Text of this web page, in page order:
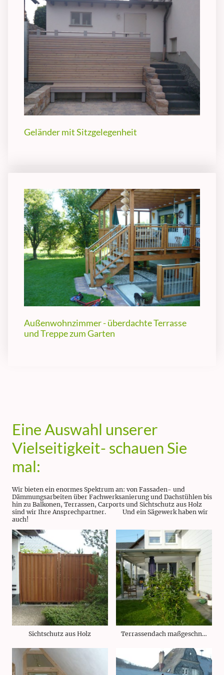
Geländer mit Sitzgelegenheit
Außenwohnzimmer - überdachte Terrasse
und Treppe zum Garten
Eine Auswahl unserer
Vielseitigkeit- schauen Sie
mal:
Wir bieten ein enormes Spektrum an: von Fassaden- und
Dämmungsarbeiten über Fachwerksanierung und Dachstühlen bis
hin zu Balkonen, Terrassen, Carports und Sichtschutz aus Holz
sind wir Ihre Ansprechpartner. Und ein Sägewerk haben wir
auch!
Sichtschutz aus Holz Terrassendach maßgeschneidert